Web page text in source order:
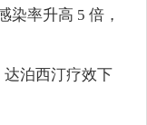
染率升高 5 倍，
达泊西汀疗效下